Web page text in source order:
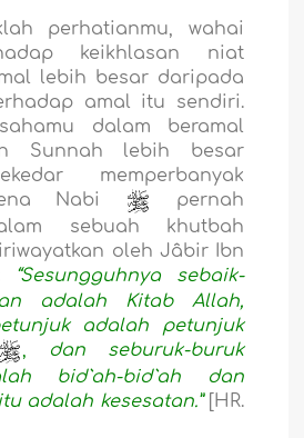
perhatianmu, wahai
keikhlasan niat
lebih besar daripada
amal itu sendiri.
dalam beramal
Sunnah lebih besar
memperbanyak
Nabi
pernah
sebuah khutbah
oleh Jâbir Ibn
“Sesungguhnya sebaik-
adalah Kitab Allah,
adalah petunjuk
, dan
seburuk-buruk
bid`ah-bid`ah dan
adalah kesesatan.”[HR.